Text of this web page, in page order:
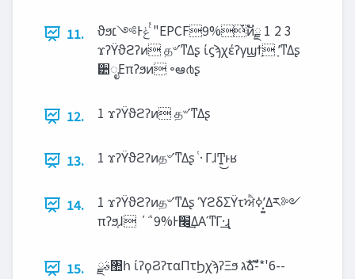
11.
ϑϧ‫ͨ͑ݟͰ༻׆‬ "EPCF9%ͭͷັྗ 1 2 3
ϫʔΫϑϩʔͷ த৺ʹͳΔʂ ίϛϡχέʔγϣϯ͕ ָʹͳΔʂ
੺ೖΕπʔϧͷ ৽ఆ൪ʂ
12. 1 ϫʔΫϑϩʔͷ த৺ʹͳΔʂ
13. 1 ϫʔΫϑϩʔͷத৺ʹͳΔʂ ͭ·ΓɺͲ͏͍͏͜ͱʁ
14.
1 ϫʔΫϑϩʔͷத৺ʹͳΔʂ ϓϩδΣΫτਐߦʹ͓͚Δར༻
πʔϧ͕ɺ ΄΅9%Ͱ‫݁͢׬‬ΔΑ͏ʹͳΓ·͢ɻ
15. ࣄྫ঺հ ίʔϙϨʔταΠτϦχϡʔΞϧ ‫ࣜג‬ձࣾ-*'6--